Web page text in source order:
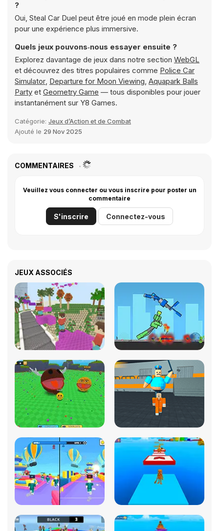
?
Oui, Steal Car Duel peut être joué en mode plein écran
pour une expérience plus immersive.
Quels jeux pouvons‑nous essayer ensuite ?
Explorez davantage de jeux dans notre section WebGL
et découvrez des titres populaires comme Police Car
Simulator, Departure for Moon Viewing, Aquapark Balls
Party et Geometry Game — tous disponibles pour jouer
instantanément sur Y8 Games.
Catégorie: Jeux d’Action et de Combat
Ajouté le 29 Nov 2025
COMMENTAIRES
Veuillez vous connecter ou vous inscrire pour poster un
commentaire
S'inscrire Connectez-vous
JEUX ASSOCIÉS